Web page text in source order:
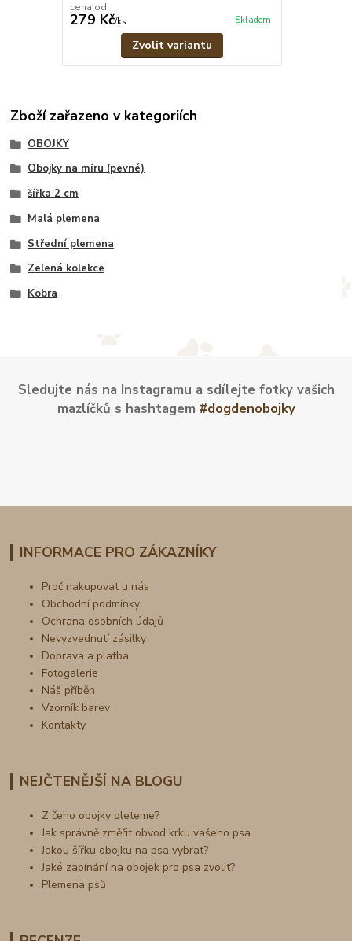
cena od
279 Kč/ks Skladem
Zvolit variantu
Zboží zařazeno v kategoriích
OBOJKY
Obojky na míru (pevné)
šířka 2 cm
Malá plemena
Střední plemena
Zelená kolekce
Kobra
Sledujte nás na Instagramu a sdílejte fotky vašich
mazlíčků s hashtagem #dogdenobojky
INFORMACE PRO ZÁKAZNÍKY
Proč nakupovat u nás
Obchodní podmínky
Ochrana osobních údajů
Nevyzvednutí zásilky
Doprava a platba
Fotogalerie
Náš příběh
Vzorník barev
Kontakty
NEJČTENĚJŠÍ NA BLOGU
Z čeho obojky pleteme?
Jak správně změřit obvod krku vašeho psa
Jakou šířku obojku na psa vybrat?
Jaké zapínání na obojek pro psa zvolit?
Plemena psů